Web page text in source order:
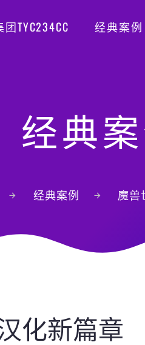
TYC234CC 经典案例
经典
经典案例 魔兽
化新篇章